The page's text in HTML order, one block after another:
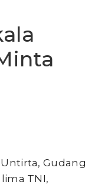
Gudang
TNI,